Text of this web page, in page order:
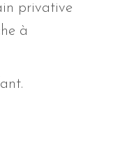
privative
à